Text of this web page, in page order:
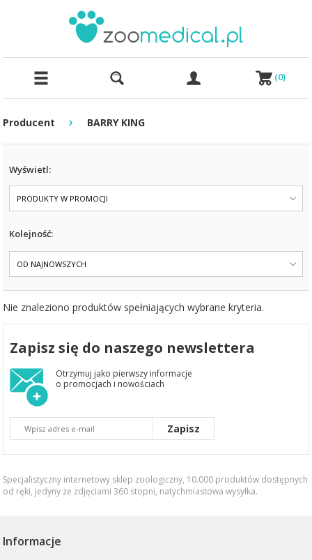
(0)
Producent › BARRY KING
Wyświetl:
PRODUKTY W PROMOCJI
Kolejność:
OD NAJNOWSZYCH
Nie znaleziono produktów spełniających wybrane kryteria.
Zapisz się do naszego newslettera
Otrzymuj jako pierwszy informacje
o promocjach i nowościach
Zapisz
Specjalistyczny internetowy sklep zoologiczny, 10.000 produktów dostępnych
od ręki, jedyny ze zdjęciami 360 stopni, natychmiastowa wysyłka.
Informacje